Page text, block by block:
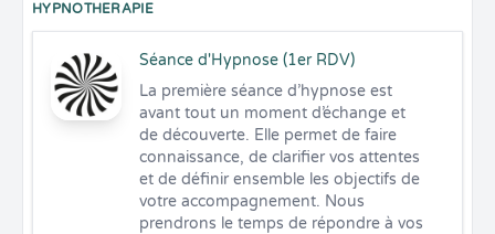
HYPNOTHERAPIE
Séance d'Hypnose (1er RDV)
La première séance d’hypnose est
avant tout un moment d’échange et
de découverte. Elle permet de faire
connaissance, de clarifier vos attentes
et de définir ensemble les objectifs de
votre accompagnement. Nous
prendrons le temps de répondre à vos